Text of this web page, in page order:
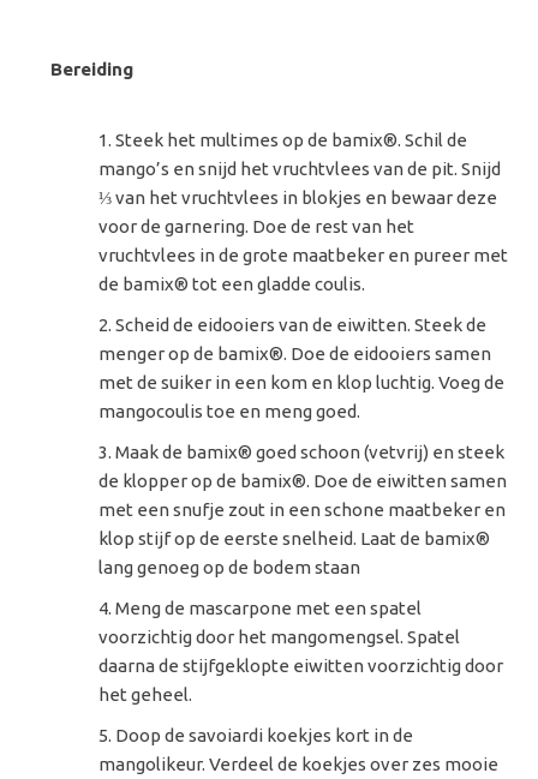
Bereiding
Steek het multimes op de bamix®. Schil de
mango’s en snijd het vruchtvlees van de pit. Snijd
⅓ van het vruchtvlees in blokjes en bewaar deze
voor de garnering. Doe de rest van het
vruchtvlees in de grote maatbeker en pureer met
de bamix® tot een gladde coulis.
Scheid de eidooiers van de eiwitten. Steek de
menger op de bamix®. Doe de eidooiers samen
met de suiker in een kom en klop luchtig. Voeg de
mangocoulis toe en meng goed.
Maak de bamix® goed schoon (vetvrij) en steek
de klopper op de bamix®. Doe de eiwitten samen
met een snufje zout in een schone maatbeker en
klop stijf op de eerste snelheid. Laat de bamix®
lang genoeg op de bodem staan
Meng de mascarpone met een spatel
voorzichtig door het mangomengsel. Spatel
daarna de stijfgeklopte eiwitten voorzichtig door
het geheel.
Doop de savoiardi koekjes kort in de
mangolikeur. Verdeel de koekjes over zes mooie